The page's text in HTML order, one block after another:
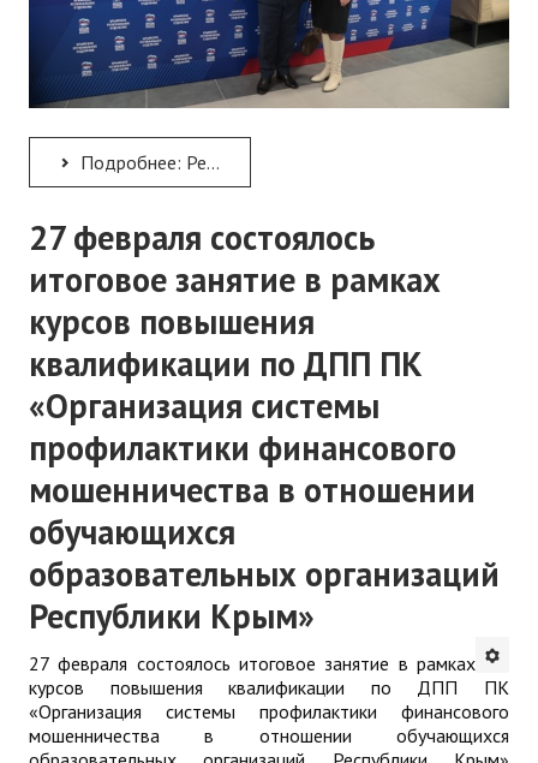
Подробнее: Ректор Института А.Н. Рудяков принял участие в Отчетно-программном форуме Всероссийской...
27 февраля состоялось
итоговое занятие в рамках
курсов повышения
квалификации по ДПП ПК
«Организация системы
профилактики финансового
мошенничества в отношении
обучающихся
образовательных организаций
Республики Крым»
27 февраля состоялось итоговое занятие в рамках
курсов повышения квалификации по ДПП ПК
«Организация системы профилактики финансового
мошенничества в отношении обучающихся